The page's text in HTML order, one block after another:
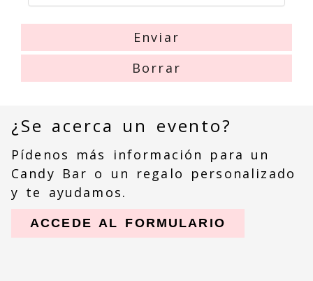
Enviar
Borrar
¿Se acerca un evento?
Pídenos más información para un
Candy Bar o un regalo personalizado
y te ayudamos.
ACCEDE AL FORMULARIO